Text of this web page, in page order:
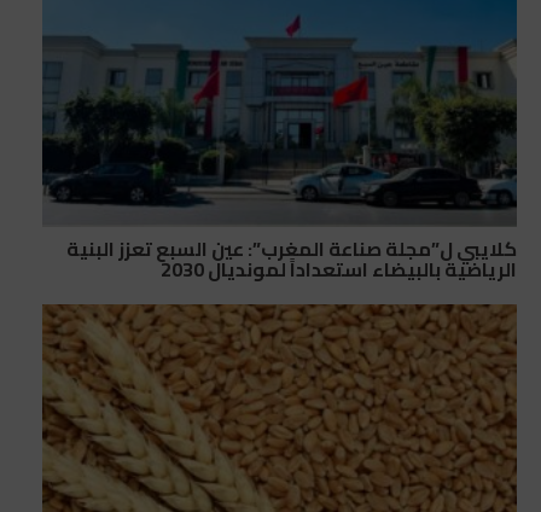
كلايبي ل”مجلة صناعة المغرب”: عين السبع تعزز البنية
الرياضية بالبيضاء استعداداً لمونديال 2030